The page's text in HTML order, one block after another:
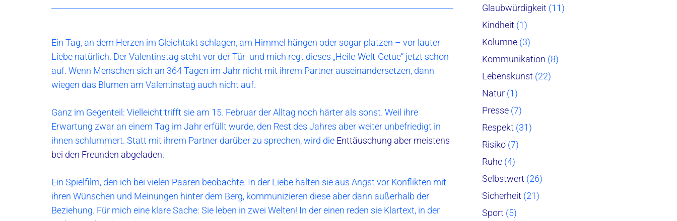
Ein Tag, an dem Herzen im Gleichtakt schlagen, am Himmel hängen oder sogar platzen – vor lauter
Liebe natürlich. Der Valentinstag steht vor der Tür und mich regt dieses „Heile-Welt-Getue“ jetzt schon
auf. Wenn Menschen sich an 364 Tagen im Jahr nicht mit ihrem Partner auseinandersetzen, dann
wiegen das Blumen am Valentinstag auch nicht auf.
Ganz im Gegenteil: Vielleicht trifft sie am 15. Februar der Alltag noch härter als sonst. Weil ihre
Erwartung zwar an einem Tag im Jahr erfüllt wurde, den Rest des Jahres aber weiter unbefriedigt in
ihnen schlummert. Statt mit ihrem Partner darüber zu sprechen, wird die Enttäuschung aber meistens
bei den Freunden abgeladen.
Ein Spielfilm, den ich bei vielen Paaren beobachte. In der Liebe halten sie aus Angst vor Konflikten mit
ihren Wünschen und Meinungen hinter dem Berg, kommunizieren diese aber dann außerhalb der
Beziehung. Für mich eine klare Sache: Sie leben in zwei Welten! In der einen reden sie Klartext, in der
Glaubwürdigkeit (11)
Kindheit (1)
Kolumne (3)
Kommunikation (8)
Lebenskunst (22)
Natur (1)
Presse (7)
Respekt (31)
Risiko (7)
Ruhe (4)
Selbstwert (26)
Sicherheit (21)
Sport (5)